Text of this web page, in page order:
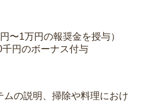
〜1万円の報奨金を授与）
千円のボーナス付与
の説明、掃除や料理におけ